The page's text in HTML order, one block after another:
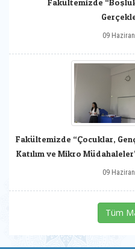
Fakültemizde
09 Haziran
Fakültemizde “Çocuklar,
Katılım ve Mikro
09 Haziran
Tüm